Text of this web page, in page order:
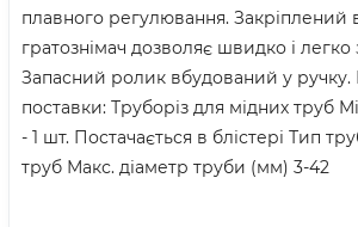
плавного регулювання. Закріплений
гратознімач дозволяє швидко і легко
Запасний ролик вбудований у ручку.
поставки: Труборіз для мідних труб
- 1 шт. Постачається в блістері Тип
труб Макс. діаметр труби (мм) 3-42